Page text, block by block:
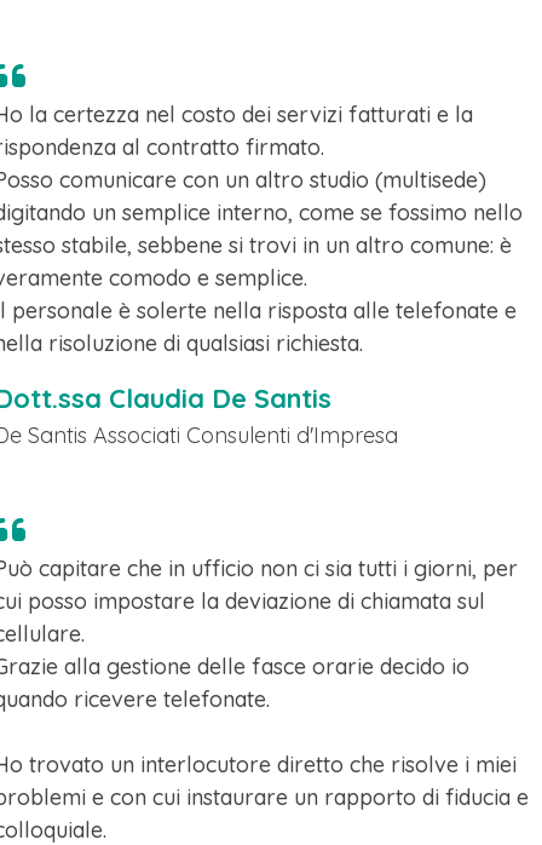
la certezza nel costo dei servizi fatturati e la
al contratto firmato.
comunicare con un altro studio (multisede)
un semplice interno, come se fossimo nello
stabile, sebbene si trovi in un altro comune: è
comodo e semplice.
personale è solerte nella risposta alle telefonate e
risoluzione di qualsiasi richiesta.
Claudia De Santis
Santis Associati Consulenti d'Impresa
capitare che in ufficio non ci sia tutti i giorni, per
posso impostare la deviazione di chiamata sul
alla gestione delle fasce orarie decido io
ricevere telefonate.
trovato un interlocutore diretto che risolve i miei
e con cui instaurare un rapporto di fiducia e